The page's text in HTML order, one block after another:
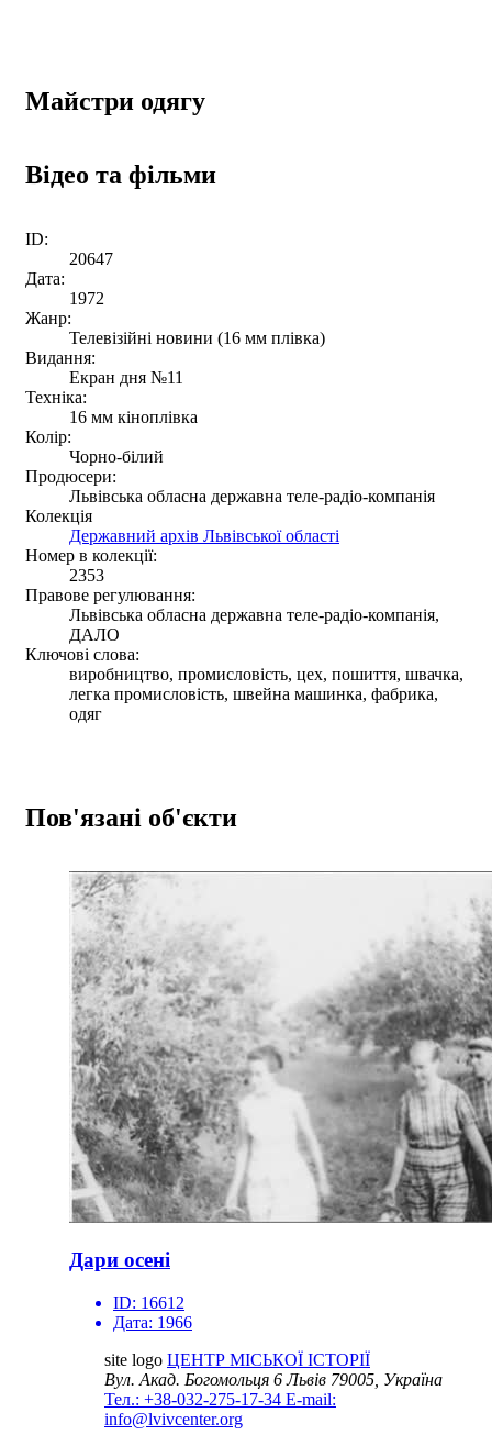
Майстри одягу
Відео та фільми
ID:
20647
Дата:
1972
Жанр:
Телевізійні новини (16 мм плівка)
Видання:
Екран дня №11
Техніка:
16 мм кіноплівка
Колір:
Чорно-білий
Продюсери:
Львівська обласна державна теле-радіо-компанія
Колекція
Державний архів Львівської області
Номер в колекції:
2353
Правове регулювання:
Львівська обласна державна теле-радіо-компанія,
ДАЛО
Ключові слова:
виробництво, промисловість, цех, пошиття, швачка,
легка промисловість, швейна машинка, фабрика,
одяг
Пов'язані об'єкти
Дари осені
ID: 16612
Дата: 1966
site logo ЦЕНТР МІСЬКОЇ ІСТОРІЇ
Вул. Акад. Богомольця 6Львів 79005, Україна
Тел.: +38-032-275-17-34 E-mail:
info@lvivcenter.org